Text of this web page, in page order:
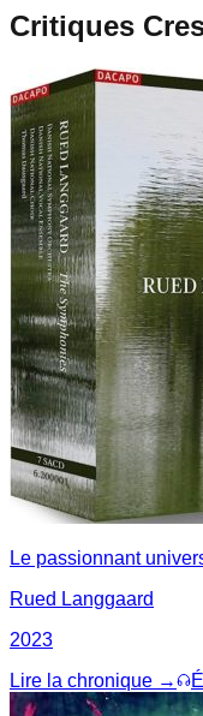
Critiques
Le passionnant
Rued Langgaard
2023
Lire la chronique →